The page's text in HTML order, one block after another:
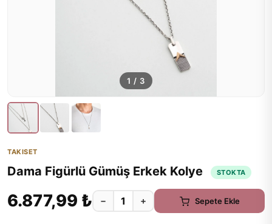
1 / 3
TAKISET
Dama Figürlü Gümüş Erkek Kolye STOKTA
6.877,99 ₺ − + Sepete Ekle